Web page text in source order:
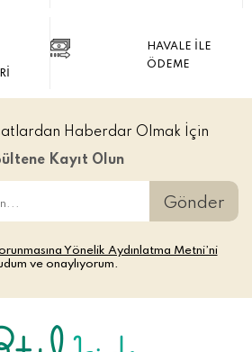
HAVALE İLE
ÖDEME
Haberdar Olmak İçin
Kayıt Olun
Gönder
Yönelik Aydınlatma Metni’ni
ve onaylıyorum.